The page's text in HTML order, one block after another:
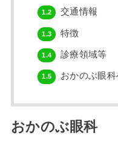
1.2 交通情報
1.3 特徴
1.4 診療領域等
1.5 おかのぶ眼科
おかのぶ眼科